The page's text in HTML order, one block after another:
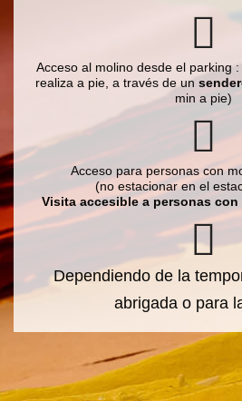
Acceso al molino desde el parking
realiza a pie, a través de un
min a pie)
Acceso para personas con
(no estacionar en el
Visita accesible a personas
Dependiendo de la
abrigada o para